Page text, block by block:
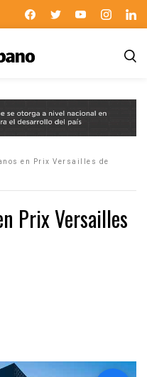
en Prix Versailles de
Prix Versailles